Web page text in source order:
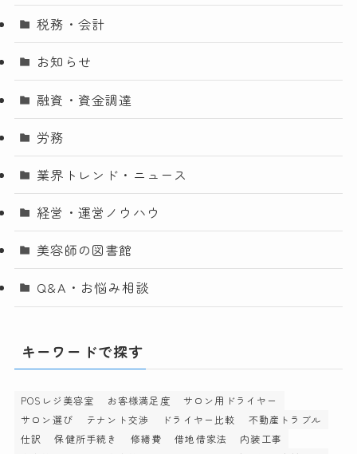
税務・会計
お知らせ
融資・資金調達
労務
業界トレンド・ニュース
経営・運営ノウハウ
美容師の図書館
Q&A・お悩み相談
キーワードで探す
POSレジ美容室 お客様満足度
サロン用ドライヤー
サロン選び
テナント交渉 ドライヤー比較
不動産トラブル
仕訳
保健所手続き 修繕費 借地借家法
内装工事